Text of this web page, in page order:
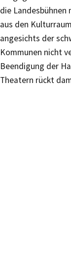
die
aus den
angesichts der
Kommunen nicht
Beendigung der
Theatern rückt